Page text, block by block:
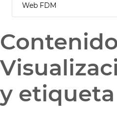
Web FDM
y etiqueta